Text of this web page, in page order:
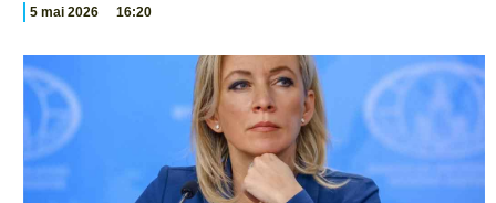
5 mai 2026 16:20